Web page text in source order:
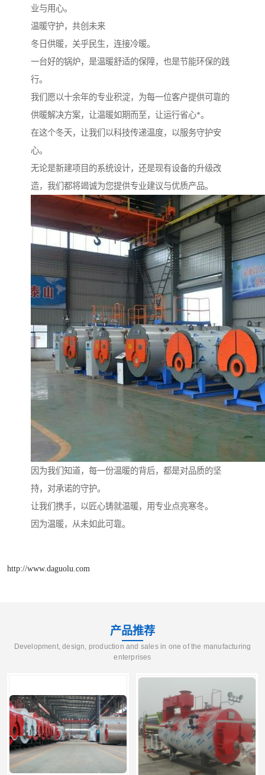
业与用心。
温暖守护，共创未来
冬日供暖，关乎民生，连接冷暖。
一台好的锅炉，是温暖舒适的保障，也是节能环保的践
行。
我们愿以十余年的专业积淀，为每一位客户提供可靠的
供暖解决方案，让温暖如期而至，让运行省心*。
在这个冬天，让我们以科技传递温度，以服务守护安
心。
无论是新建项目的系统设计，还是现有设备的升级改
造，我们都将竭诚为您提供专业建议与优质产品。
因为我们知道，每一份温暖的背后，都是对品质的坚
持，对承诺的守护。
让我们携手，以匠心铸就温暖，用专业点亮寒冬。
因为温暖，从未如此可靠。
http://www.daguolu.com
产品推荐
Development, design, production and sales in one of the manufacturing
enterprises